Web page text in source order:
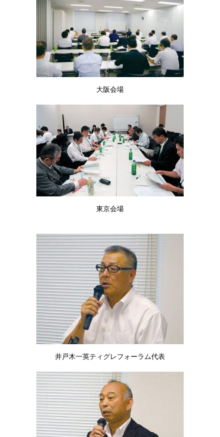
大阪会場
東京会場
井戸木一英ティグレフォーラム代表